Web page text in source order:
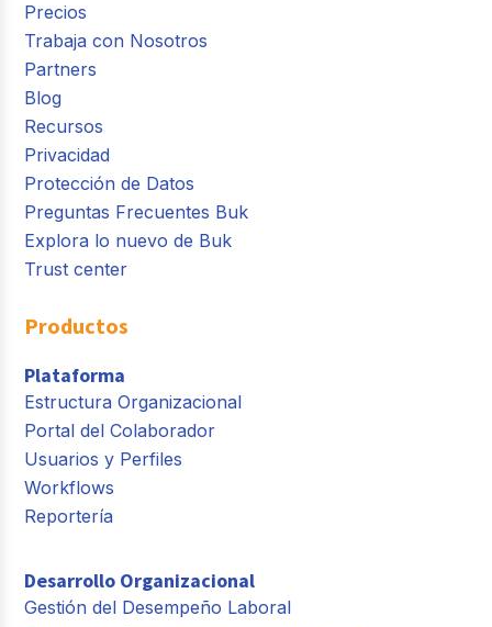
Precios
Trabaja con Nosotros
Partners
Blog
Recursos
Privacidad
Protección de Datos
Preguntas Frecuentes Buk
Explora lo nuevo de Buk
Trust center
Productos
Plataforma
Estructura Organizacional
Portal del Colaborador
Usuarios y Perfiles
Workflows
Reportería
Desarrollo Organizacional
Gestión del Desempeño Laboral